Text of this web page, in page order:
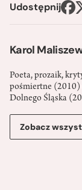
Karol
Poeta, prozaik,
pośmiertne (2010)
Dolnego Śląska
Zobacz
Udostępnij